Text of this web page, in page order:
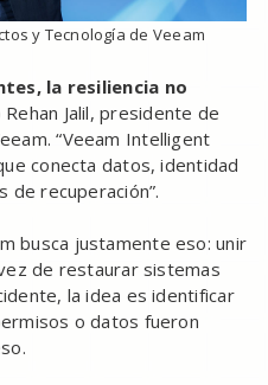
y Tecnología de Veeam
la resiliencia no
Rehan Jalil, presidente de
“Veeam Intelligent
conecta datos, identidad
de recuperación”.
busca justamente eso: unir
de restaurar sistemas
la idea es identificar
o datos fueron